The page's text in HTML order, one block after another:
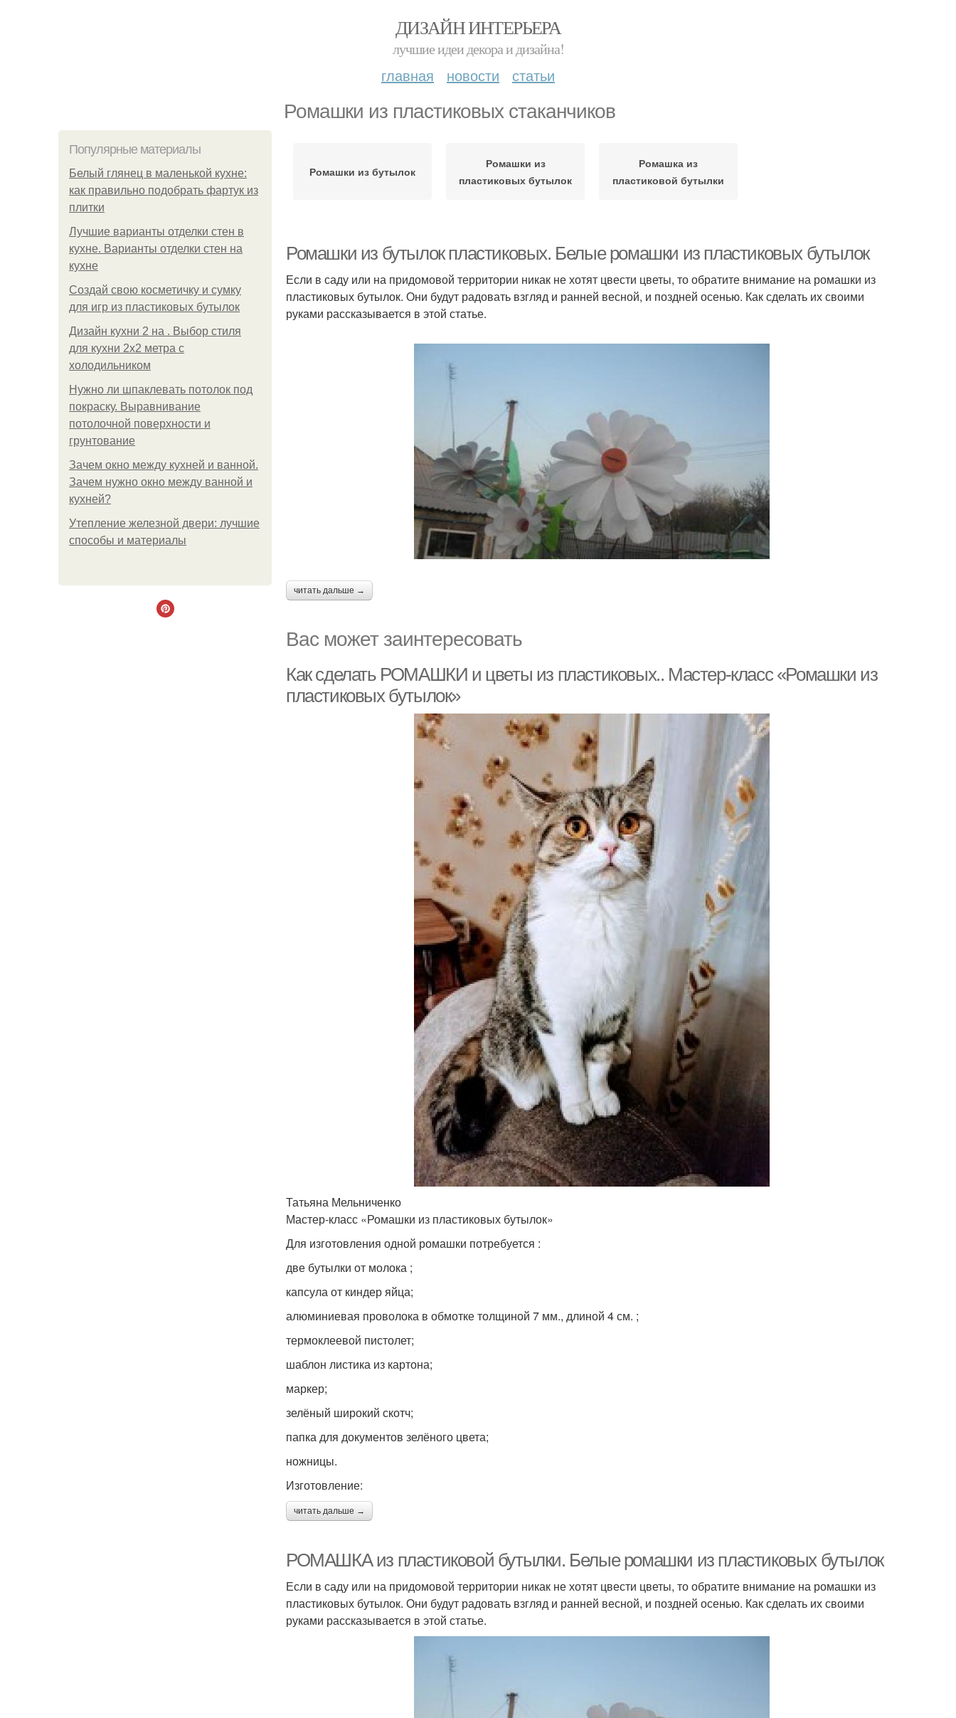
ДИЗАЙН ИНТЕРЬЕРА
лучшие идеи декора и дизайна!
главная новости статьи
Ромашки из пластиковых стаканчиков
Популярные материалы
Белый глянец в маленькой кухне:
как правильно подобрать фартук из
плитки
Лучшие варианты отделки стен в
кухне. Варианты отделки стен на
кухне
Создай свою косметичку и сумку
для игр из пластиковых бутылок
Дизайн кухни 2 на . Выбор стиля
для кухни 2х2 метра с
холодильником
Нужно ли шпаклевать потолок под
покраску. Выравнивание
потолочной поверхности и
грунтование
Зачем окно между кухней и ванной.
Зачем нужно окно между ванной и
кухней?
Утепление железной двери: лучшие
способы и материалы
Ромашки из бутылок
Ромашки из
пластиковых бутылок
Ромашка из
пластиковой бутылки
Ромашки из бутылок пластиковых. Белые ромашки из пластиковых бутылок
Если в саду или на придомовой территории никак не хотят цвести цветы, то обратите внимание на ромашки из
пластиковых бутылок. Они будут радовать взгляд и ранней весной, и поздней осенью. Как сделать их своими
руками рассказывается в этой статье.
читать дальше →
Вас может заинтересовать
Как сделать РОМАШКИ и цветы из пластиковых.. Мастер-класс «Ромашки из
пластиковых бутылок»
Татьяна Мельниченко
Мастер-класс «Ромашки из пластиковых бутылок»
Для изготовления одной ромашки потребуется :
две бутылки от молока ;
капсула от киндер яйца;
алюминиевая проволока в обмотке толщиной 7 мм., длиной 4 см. ;
термоклеевой пистолет;
шаблон листика из картона;
маркер;
зелёный широкий скотч;
папка для документов зелёного цвета;
ножницы.
Изготовление:
читать дальше →
РОМАШКА из пластиковой бутылки. Белые ромашки из пластиковых бутылок
Если в саду или на придомовой территории никак не хотят цвести цветы, то обратите внимание на ромашки из
пластиковых бутылок. Они будут радовать взгляд и ранней весной, и поздней осенью. Как сделать их своими
руками рассказывается в этой статье.